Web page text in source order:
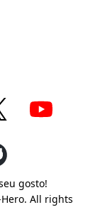
gosto!
All rights